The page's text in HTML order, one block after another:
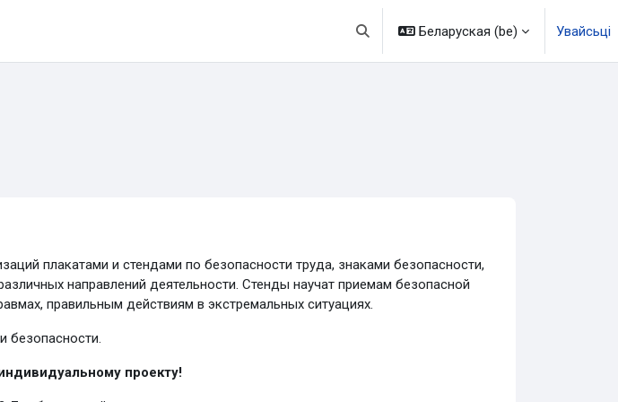
Пераключыць увод пошуку
Беларуская ‎(be)‎ Увайсьці
плакатами и стендами по безопасности труда, знаками безопасности,
направлений деятельности. Стенды научат приемам безопасной
правильным действиям в экстремальных ситуациях.
безопасности.
проекту!